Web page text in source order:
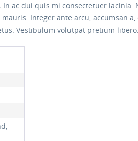
ac dui quis mi consectetuer
Integer ante arcu, accumsan
Vestibulum volutpat pretium